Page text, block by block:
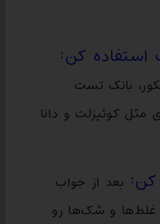
بانک تست
مثل کوئیزلت و دانا
بعد از جواب
غلط‌ها و شک‌ها رو